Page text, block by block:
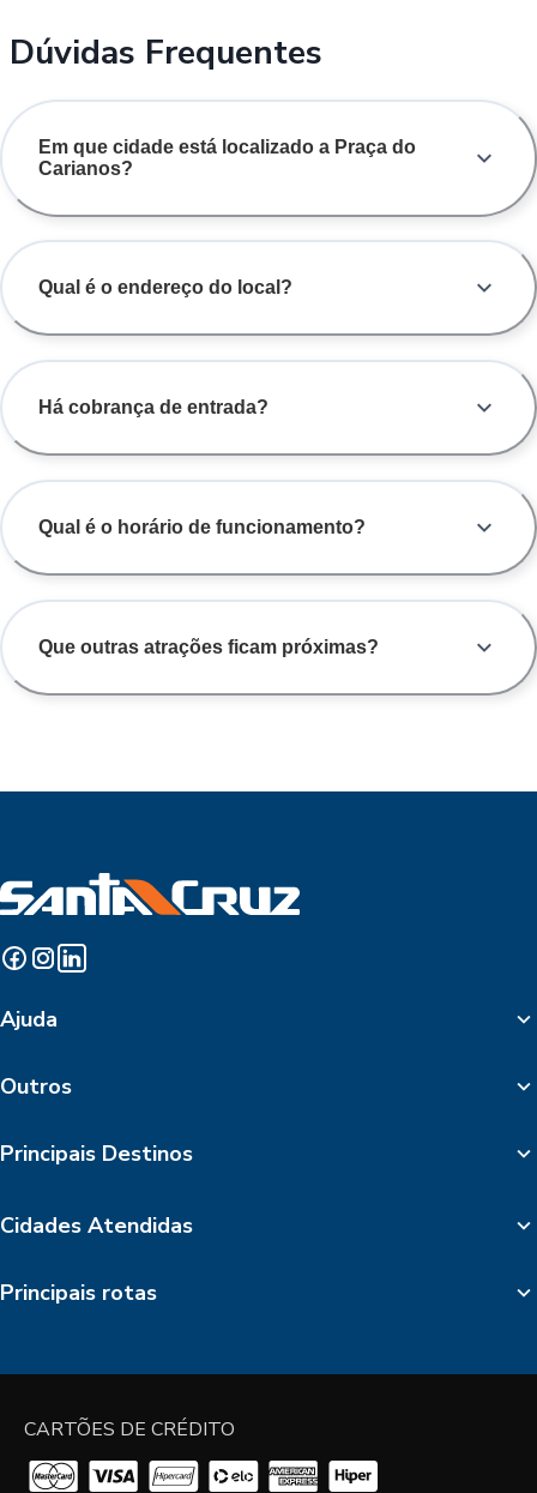
Dúvidas Frequentes
Em que cidade está localizado a Praça do
Carianos?
Qual é o endereço do local?
Há cobrança de entrada?
Qual é o horário de funcionamento?
Que outras atrações ficam próximas?
Ajuda
Outros
Principais Destinos
Cidades Atendidas
Principais rotas
CARTÕES DE CRÉDITO